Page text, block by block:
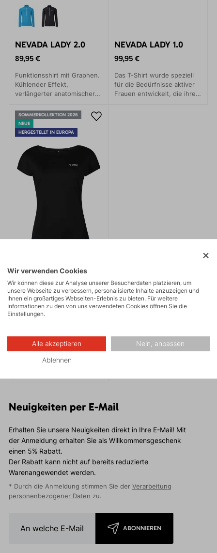
NEVADA LADY 2.0
89,95 €
Funktionsshirt mit Graphen.
Kühlender Effekt,
verlängerter anatomischer
Uhrenöffnungen – jetzt
ohne Kapuze.
NEVADA LADY 1.0
99,95 €
Das T-Shirt wurde speziell
für die Bedürfnisse aktiver
Frauen entwickelt, die ihre
SOMMERKOLLEKTION 2026
NEUE
HERGESTELLT IN EUROPA
69,95 €
Das Damen-Funktions-T-
Shirt HORN Lady ist für
konzipiert. Es besteht aus
Neuigkeiten per E-Mail
Erhalten Sie unsere Neuigkeiten direkt in Ihre E-Mail! Mit
der Anmeldung erhalten Sie als Willkommensgeschenk
einen 5% Rabatt.
Der Rabatt kann nicht auf bereits reduzierte
Warenangewendet werden.
* Durch die Anmeldung stimmen Sie der Verarbeitung
personenbezogener Daten zu.
ABONNIEREN
Wir verwenden Cookies
Wir können diese zur Analyse unserer Besucherdaten platzieren, um
unsere Webseite zu verbessern, personalisierte Inhalte anzuzeigen und
Ihnen ein großartiges Webseiten-Erlebnis zu bieten. Für weitere
Informationen zu den von uns verwendeten Cookies öffnen Sie die
Einstellungen.
Alle akzeptieren Nein, anpassen
Ablehnen